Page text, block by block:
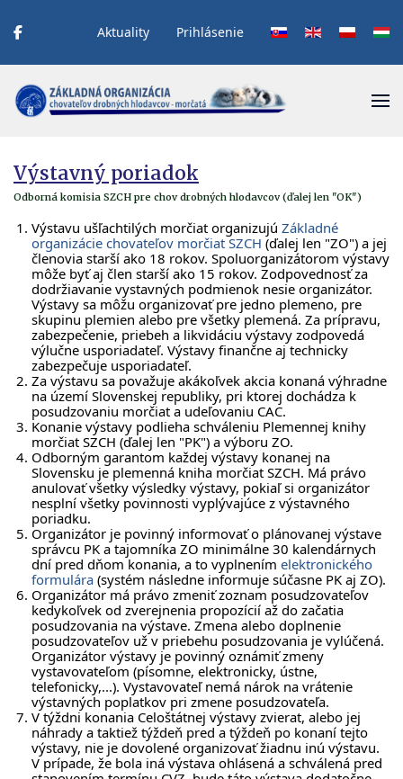
Aktuality Prihlásenie Vyberte váš jazyk
Výstavný poriadok
Odborná komisia SZCH pre chov drobných hlodavcov (ďalej len "OK")
Výstavu ušľachtilých morčiat organizujú Základné
organizácie chovateľov morčiat SZCH (ďalej len "ZO") a jej
členovia starší ako 18 rokov. Spoluorganizátorom výstavy
môže byť aj člen starší ako 15 rokov. Zodpovednosť za
dodržiavanie vystavných podmienok nesie organizátor.
Výstavy sa môžu organizovať pre jedno plemeno, pre
skupinu plemien alebo pre všetky plemená. Za prípravu,
zabezpečenie, priebeh a likvidáciu výstavy zodpovedá
výlučne usporiadateľ. Výstavy finančne aj technicky
zabezpečuje usporiadateľ.
Za výstavu sa považuje akákoľvek akcia konaná výhradne
na území Slovenskej republiky, pri ktorej dochádza k
posudzovaniu morčiat a udeľovaniu CAC.
Konanie výstavy podlieha schváleniu Plemennej knihy
morčiat SZCH (ďalej len "PK") a výboru ZO.
Odborným garantom každej výstavy konanej na
Slovensku je plemenná kniha morčiat SZCH. Má právo
anulovať všetky výsledky výstavy, pokiaľ si organizátor
nesplní všetky povinnosti vyplývajúce z výstavného
poriadku.
Organizátor je povinný informovať o plánovanej výstave
správcu PK a tajomníka ZO minimálne 30 kalendárnych
dní pred dňom konania, a to vyplnením elektronického
formulára (systém následne informuje súčasne PK aj ZO).
Organizátor má právo zmeniť zoznam posudzovateľov
kedykoľvek od zverejnenia propozícií až do začatia
posudzovania na výstave. Zmena alebo doplnenie
posudzovateľov už v priebehu posudzovania je vylúčená.
Organizátor výstavy je povinný oznámiť zmeny
vystavovateľom (písomne, elektronicky, ústne,
telefonicky,...). Vystavovateľ nemá nárok na vrátenie
výstavných poplatkov pri zmene posudzovateľa.
V týždni konania Celoštátnej výstavy zvierat, alebo jej
náhrady a taktiež týždeň pred a týždeň po konaní tejto
výstavy, nie je dovolené organizovať žiadnu inú výstavu.
V prípade, že bola iná výstava ohlásená a schválená pred